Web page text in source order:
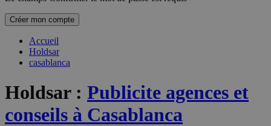
Créer mon compte
Accueil
Holdsar
casablanca
Holdsar: Publicite agences et
conseils à Casablanca